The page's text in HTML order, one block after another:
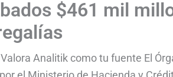
$461 mil
Analitik como tu fuente El